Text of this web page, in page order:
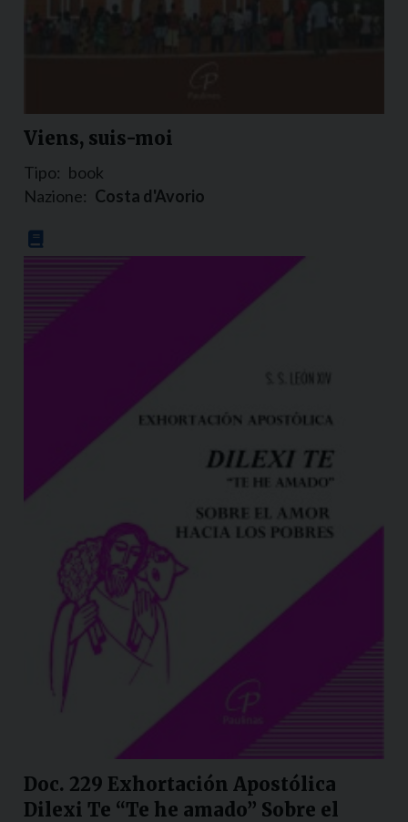
Viens, suis-moi
Tipo: book
Nazione: Costa d'Avorio
Doc. 229 Exhortación Apostólica
Dilexi Te “Te he amado” Sobre el